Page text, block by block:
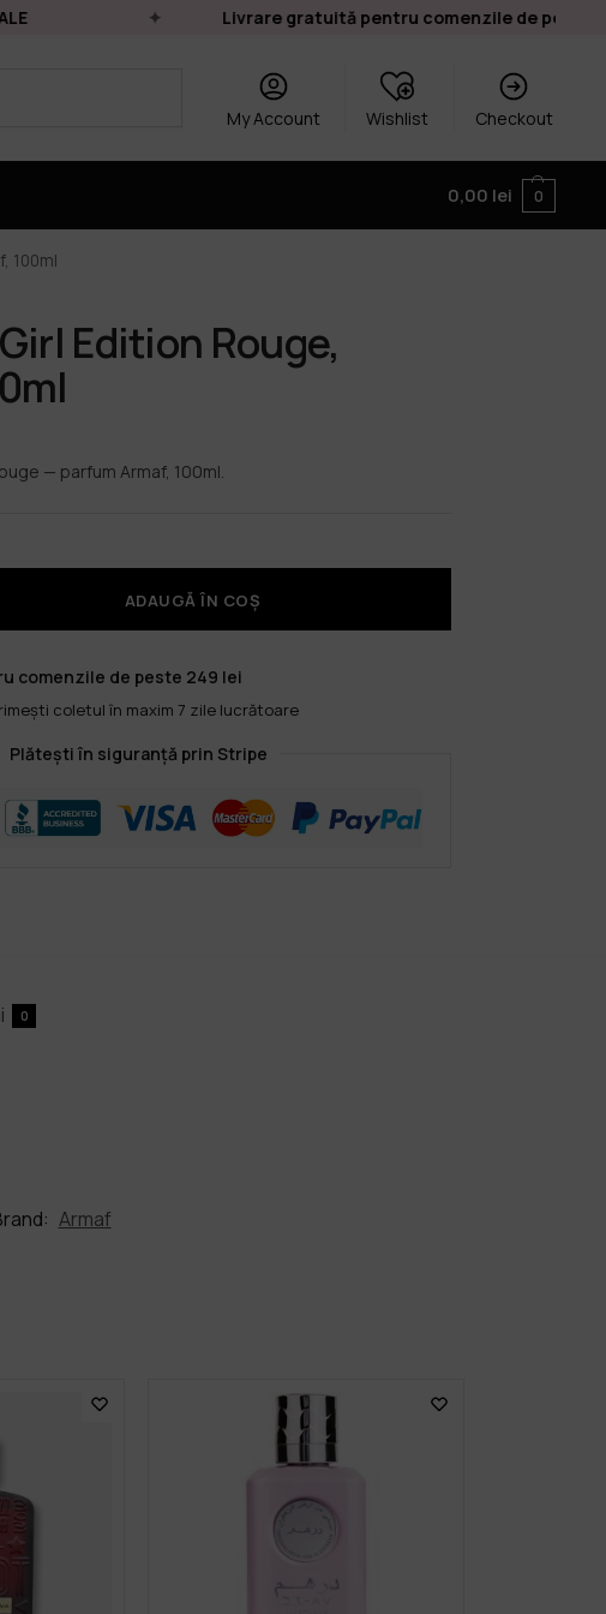
Livrare gratuită pentru comenzile de peste 249
My Account Wishlist Checkout
0,00 lei 0
100ml
Edition Rouge,
— parfum Armaf, 100ml.
ADAUGĂ ÎN COȘ
comenzile de peste 249 lei
coletul în maxim 7 zile lucrătoare
Plătești în siguranță prin Stripe
0
Armaf